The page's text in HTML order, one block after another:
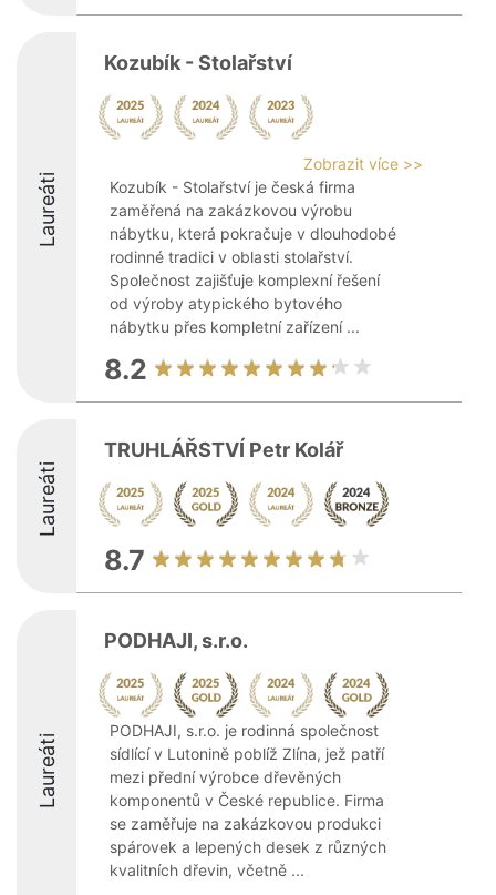
Laureáti
Kozubík - Stolařství
Zobrazit více >>
Kozubík - Stolařství je česká firma
zaměřená na zakázkovou výrobu
nábytku, která pokračuje v dlouhodobé
rodinné tradici v oblasti stolařství.
Společnost zajišťuje komplexní řešení
od výroby atypického bytového
nábytku přes kompletní zařízení ...
8.2
Laureáti
TRUHLÁŘSTVÍ Petr Kolář
8.7
Laureáti
PODHAJI, s.r.o.
PODHAJI, s.r.o. je rodinná společnost
sídlící v Lutonině poblíž Zlína, jež patří
mezi přední výrobce dřevěných
komponentů v České republice. Firma
se zaměřuje na zakázkovou produkci
spárovek a lepených desek z různých
kvalitních dřevin, včetně ...